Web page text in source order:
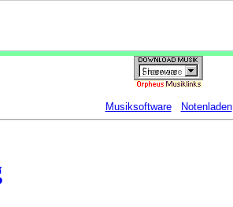
Musiksoftware Notenladen